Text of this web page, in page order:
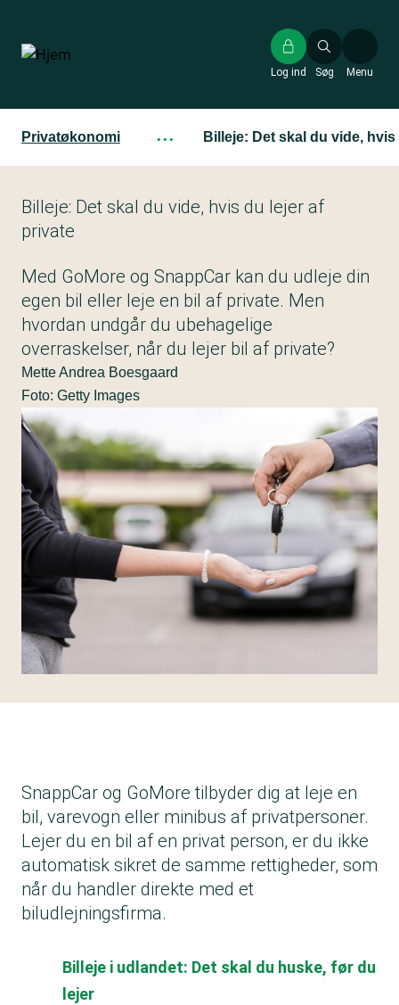
hovedindhold
Søg
Log ind Menu
Privatøkonomi ··· Billeje: Det skal du vide,
Billeje: Det skal du vide, hvis du lejer af
private
Med GoMore og SnappCar kan du udleje din
egen bil eller leje en bil af private. Men
hvordan undgår du ubehagelige
overraskelser, når du lejer bil af private?
Mette Andrea Boesgaard
Foto: Getty Images
SnappCar og GoMore tilbyder dig at leje en
bil, varevogn eller minibus af privatpersoner.
Lejer du en bil af en privat person, er du ikke
automatisk sikret de samme rettigheder, som
når du handler direkte med et
biludlejningsfirma.
Billeje i udlandet: Det skal du huske, før du
lejer